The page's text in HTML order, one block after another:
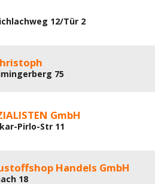
12/Tür 2
75
GmbH
Pirlo-Str 11
Handels GmbH
18